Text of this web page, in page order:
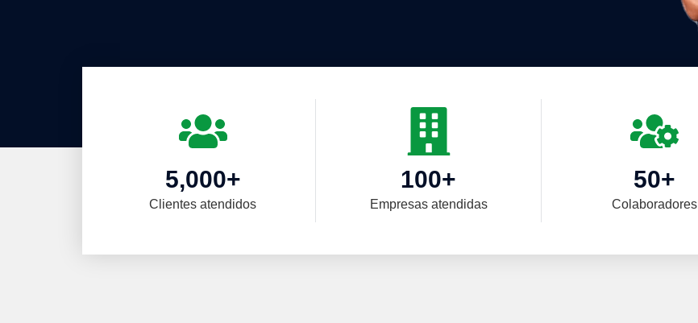
Clientes atendidos
5,000+
Empresas atendidas
100+
Colaboradores
50+